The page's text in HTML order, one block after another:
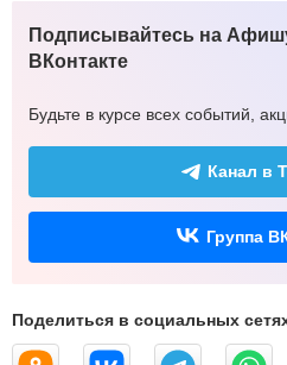
Подписывайтесь на
ВКонтакте
Будьте в курсе всех событий,
Канал в
Группа
Поделиться в социальных